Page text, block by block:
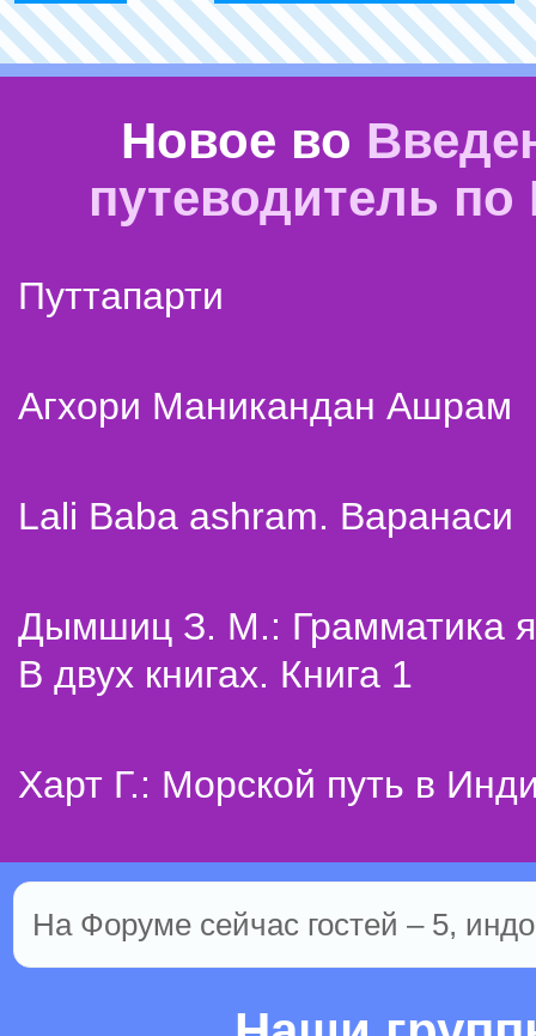
Новое во
путеводитель
Путтапарти
Агхори Маникандан Ашрам
Lali Baba ashram. Варанаси
Дымшиц З. М.: Грамматика
В двух книгах. Книга 1
Харт Г.: Морской путь в
На Форуме сейчас гостей – 5,